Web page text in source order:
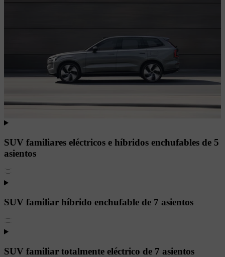
SUV familiares eléctricos e híbridos enchufables de 5
asientos
SUV familiar híbrido enchufable de 7 asientos
SUV familiar totalmente eléctrico de 7 asientos